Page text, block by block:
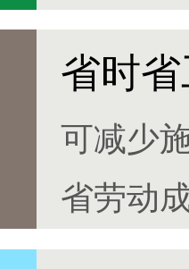
30%
省时
可减少
省劳动